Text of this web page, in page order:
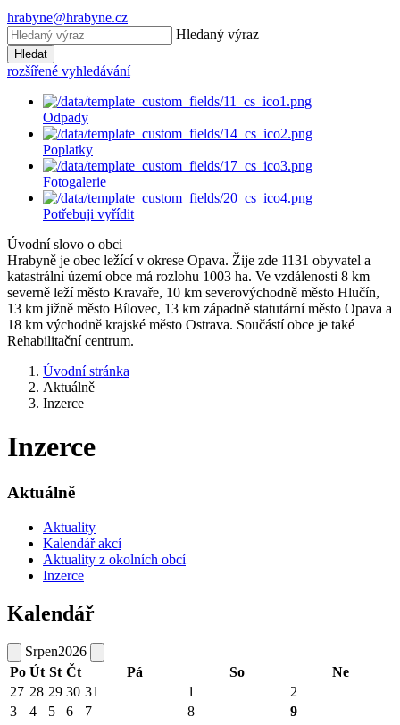
hrabyne@hrabyne.cz
Hledaný výraz
Hledat
rozšířené vyhledávání
Odpady
Poplatky
Fotogalerie
Potřebuji vyřídit
Úvodní slovo o obci
Hrabyně je obec ležící v okrese Opava. Žije zde 1131 obyvatel a
katastrální území obce má rozlohu 1003 ha. Ve vzdálenosti 8 km
severně leží město Kravaře, 10 km severovýchodně město Hlučín,
13 km jižně město Bílovec, 13 km západně statutární město Opava a
18 km východně krajské město Ostrava. Součástí obce je také
Rehabilitační centrum.
Úvodní stránka
Aktuálně
Inzerce
Inzerce
Aktuálně
Aktuality
Kalendář akcí
Aktuality z okolních obcí
Inzerce
Kalendář
Srpen2026
Po Út St Čt Pá So
Ne
27 28 29 30 31 1
2
3
4 5 6 7 8
9